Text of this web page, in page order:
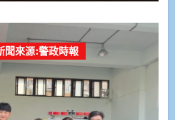
聞來源:警政時報